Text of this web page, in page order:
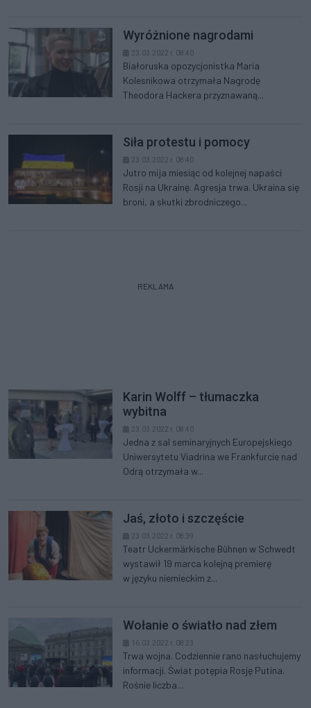
Wyróżnione nagrodami
23.03.2022 r. 08:40
Białoruska opozycjonistka Maria
Kolesnikowa otrzymała Nagrodę
Theodora Hackera przyznawaną...
Siła protestu i pomocy
23.03.2022 r. 08:40
Jutro mija miesiąc od kolejnej napaści
Rosji na Ukrainę. Agresja trwa. Ukraina się
broni, a skutki zbrodniczego...
REKLAMA
Karin Wolff – tłumaczka
wybitna
23.03.2022 r. 08:40
Jedna z sal seminaryjnych Europejskiego
Uniwersytetu Viadrina we Frankfurcie nad
Odrą otrzymała w...
Jaś, złoto i szczęście
23.03.2022 r. 08:39
Teatr Uckermärkische Bühnen w Schwedt
wystawił 19 marca kolejną premierę
w języku niemieckim z...
Wołanie o światło nad złem
16.03.2022 r. 08:23
Trwa wojna. Codziennie rano nasłuchujemy
informacji. Świat potępia Rosję Putina.
Rośnie liczba...